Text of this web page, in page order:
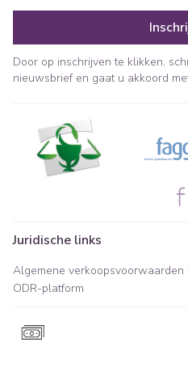
Door op inschrijven te klikken,
nieuwsbrief en gaat u akkoord
Juridische links
Algemene verkoopsvoorwaarden
ODR-platform